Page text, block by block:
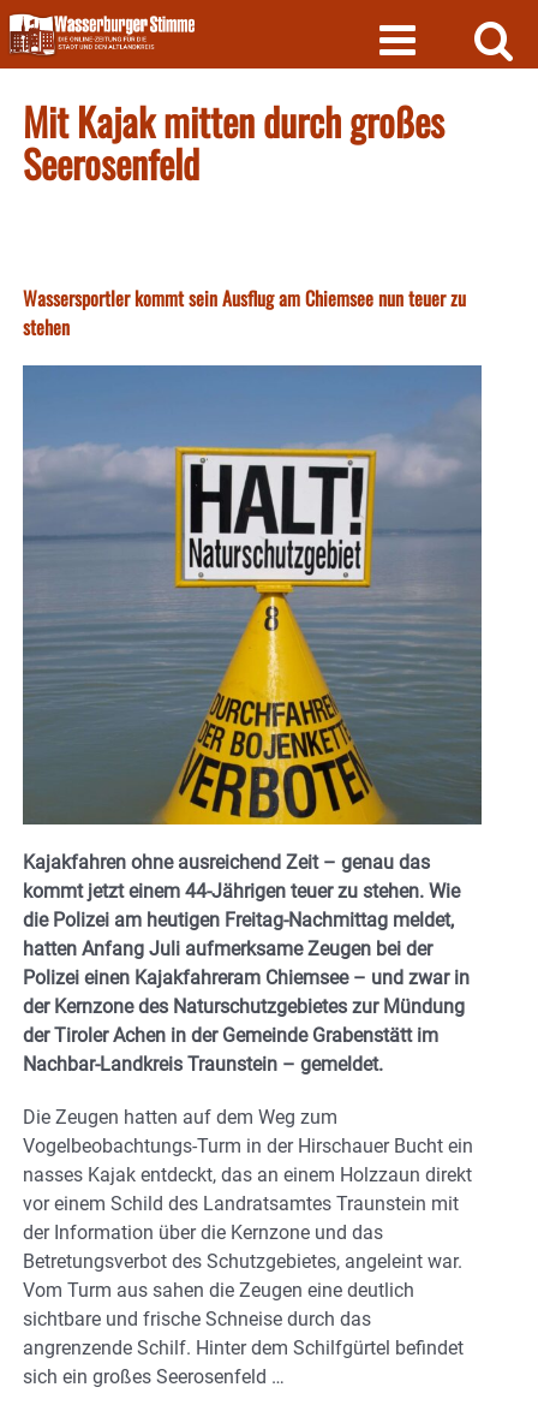
Skip
to
content
Mit Kajak mitten durch großes
Seerosenfeld
Wassersportler kommt sein Ausflug am Chiemsee nun teuer zu
stehen
Kajakfahren ohne ausreichend Zeit – genau das
kommt jetzt einem 44-Jährigen teuer zu stehen. Wie
die Polizei am heutigen Freitag-Nachmittag meldet,
hatten Anfang Juli aufmerksame Zeugen bei der
Polizei einen Kajakfahreram Chiemsee – und zwar in
der Kernzone des Naturschutzgebietes zur Mündung
der Tiroler Achen in der Gemeinde Grabenstätt im
Nachbar-Landkreis Traunstein – gemeldet.
Die Zeugen hatten auf dem Weg zum
Vogelbeobachtungs-Turm in der Hirschauer Bucht ein
nasses Kajak entdeckt, das an einem Holzzaun direkt
vor einem Schild des Landratsamtes Traunstein mit
der Information über die Kernzone und das
Betretungsverbot des Schutzgebietes, angeleint war.
Vom Turm aus sahen die Zeugen eine deutlich
sichtbare und frische Schneise durch das
angrenzende Schilf. Hinter dem Schilfgürtel befindet
sich ein großes Seerosenfeld …